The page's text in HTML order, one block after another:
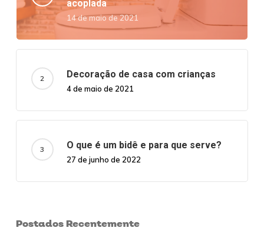
acoplada
14 de maio de 2021
Decoração de casa com crianças
4 de maio de 2021
O que é um bidê e para que serve?
27 de junho de 2022
Postados Recentemente